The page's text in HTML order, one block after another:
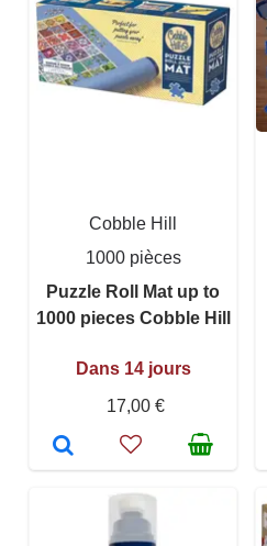
Cobble Hill
1000 pièces
Puzzle Roll Mat up to
1000 pieces Cobble Hill
Dans 14 jours
17,00 €